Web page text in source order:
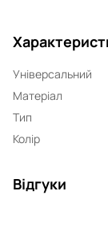
Універсальний
Матеріал
Тип
Колір
Відгуки